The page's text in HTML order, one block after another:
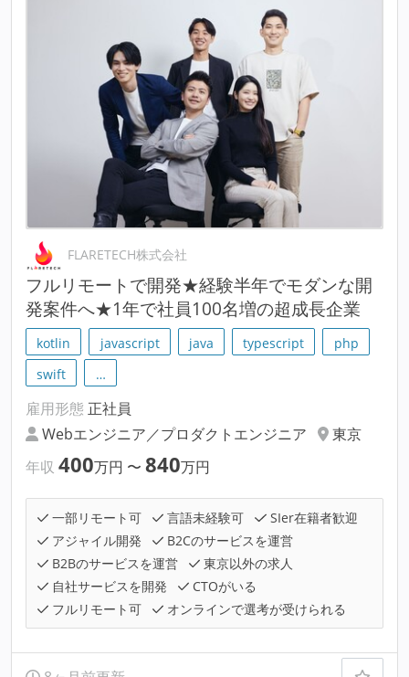
FLARETECH株式会社
フルリモートで開発★経験半年でモダンな開
発案件へ★1年で社員100名増の超成長企業
kotlin javascript java typescript
php
swift
…
雇用形態 正社員
Webエンジニア／プロダクトエンジニア
東京
年収 400万円 〜 840万円
一部リモート可 言語未経験可
SIer在籍者歓迎
アジャイル開発
B2Cのサービスを運営
B2Bのサービスを運営
東京以外の求人
自社サービスを開発
CTOがいる
フルリモート可
オンラインで選考が受けられる